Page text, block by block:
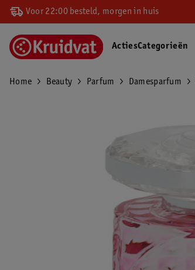
Voor 22:00 besteld, morgen in huis
ActiesCategorieën
Home Beauty Parfum Damesparfum